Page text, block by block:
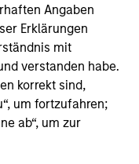
Angaben
Erklärungen
mit
verstanden habe.
korrekt sind,
um fortzufahren;
ab“, um zur